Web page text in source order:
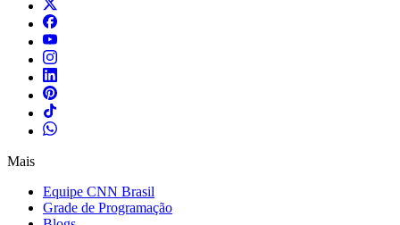
Mais
Equipe CNN Brasil
Grade de Programação